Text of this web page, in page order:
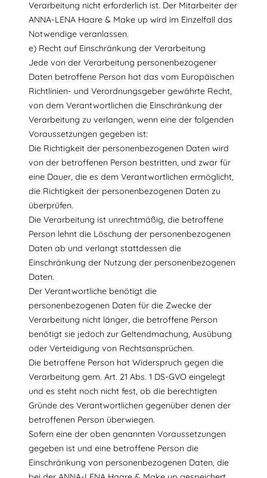
Verarbeitung nicht erforderlich ist. Der Mitarbeiter der
ANNA-LENA Haare & Make up wird im Einzelfall das
Notwendige veranlassen.
e) Recht auf Einschränkung der Verarbeitung
Jede von der Verarbeitung personenbezogener
Daten betroffene Person hat das vom Europäischen
Richtlinien- und Verordnungsgeber gewährte Recht,
von dem Verantwortlichen die Einschränkung der
Verarbeitung zu verlangen, wenn eine der folgenden
Voraussetzungen gegeben ist:
Die Richtigkeit der personenbezogenen Daten wird
von der betroffenen Person bestritten, und zwar für
eine Dauer, die es dem Verantwortlichen ermöglicht,
die Richtigkeit der personenbezogenen Daten zu
überprüfen.
Die Verarbeitung ist unrechtmäßig, die betroffene
Person lehnt die Löschung der personenbezogenen
Daten ab und verlangt stattdessen die
Einschränkung der Nutzung der personenbezogenen
Daten.
Der Verantwortliche benötigt die
personenbezogenen Daten für die Zwecke der
Verarbeitung nicht länger, die betroffene Person
benötigt sie jedoch zur Geltendmachung, Ausübung
oder Verteidigung von Rechtsansprüchen.
Die betroffene Person hat Widerspruch gegen die
Verarbeitung gem. Art. 21 Abs. 1 DS-GVO eingelegt
und es steht noch nicht fest, ob die berechtigten
Gründe des Verantwortlichen gegenüber denen der
betroffenen Person überwiegen.
Sofern eine der oben genannten Voraussetzungen
gegeben ist und eine betroffene Person die
Einschränkung von personenbezogenen Daten, die